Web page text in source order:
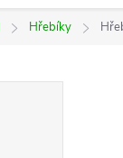
Hřebíky